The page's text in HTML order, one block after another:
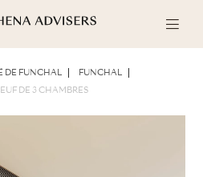
DE FUNCHAL FUNCHAL
DE 3 CHAMBRES